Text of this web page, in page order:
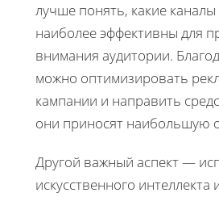
лучше понять, какие
наиболее эффективны для
внимания аудитории.
можно оптимизировать
кампании и направить
они приносят наибольшую
Другой важный аспект —
искусственного